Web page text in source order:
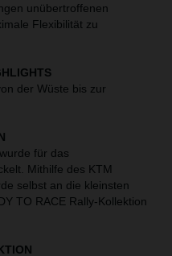
unübertroffenen
Flexibilität zu
der Wüste bis zur
für das
Mithilfe des KTM
selbst an die kleinsten
TO RACE Rally-Kollektion